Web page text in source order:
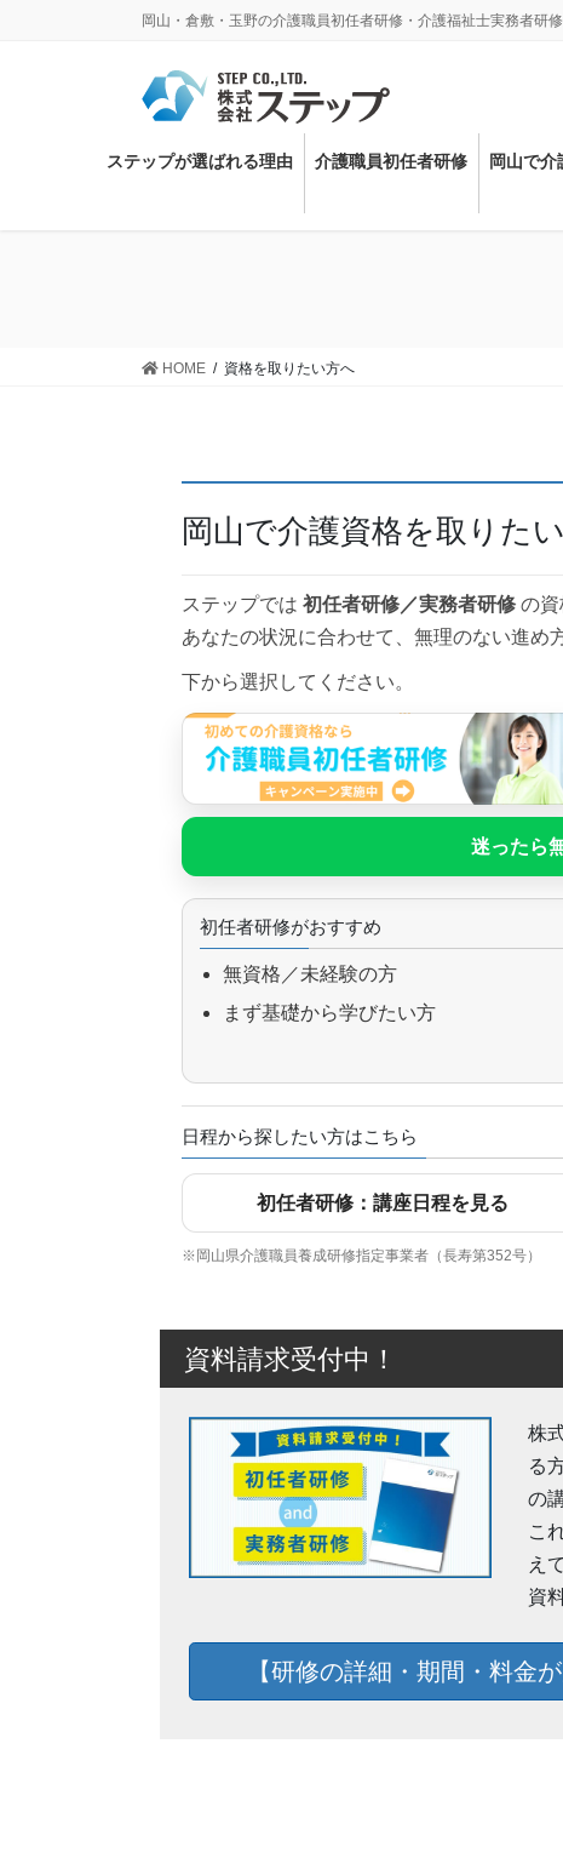
岡山・倉敷・玉野の介護職員初任者研修・介護福祉士実務者研
ステップが選ばれる理由 介護職員初任者研修 岡山で
HOME 資格を取りたい方へ
岡山で介護資格を取りた
ステップでは 初任者研修／実務者研修 の資
あなたの状況に合わせて、無理のない進め
下から選択してください。
迷ったら
初任者研修がおすすめ
無資格／未経験の方
まず基礎から学びたい方
日程から探したい方はこちら
初任者研修：講座日程を見る
※岡山県介護職員養成研修指定事業者（長寿第352号）
資料請求受付中！
株
る
の
こ
え
資
【研修の詳細・期間・料金